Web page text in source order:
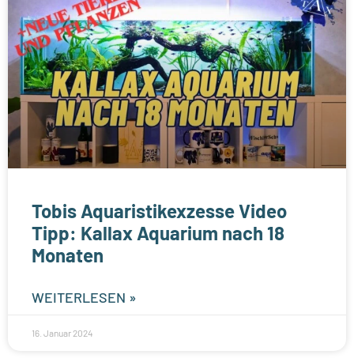
Tobis Aquaristikexzesse Video
Tipp: Kallax Aquarium nach 18
Monaten
WEITERLESEN »
16. Januar 2024